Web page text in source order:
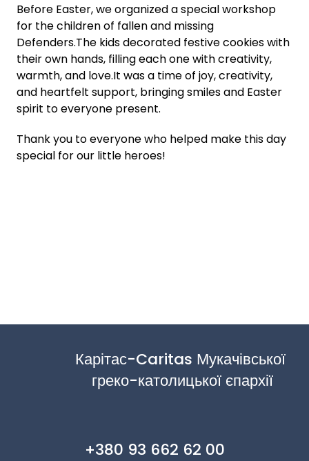
Before Easter, we organized a special workshop
for the children of fallen and missing
Defenders.The kids decorated festive cookies with
their own hands, filling each one with creativity,
warmth, and love.It was a time of joy, creativity,
and heartfelt support, bringing smiles and Easter
spirit to everyone present.
Thank you to everyone who helped make this day
special for our little heroes!
Карітас-Caritas Мукачівської
греко-католицької єпархії
+380 93 662 62 00